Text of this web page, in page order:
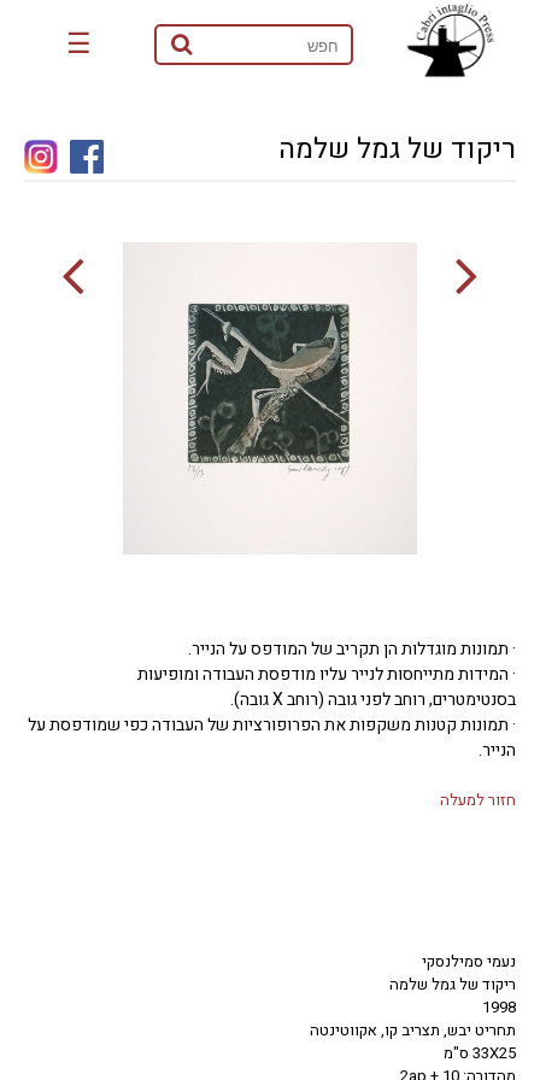
☰
ריקוד של גמל שלמה
· תמונות מוגדלות הן תקריב של המודפס על הנייר.
· המידות מתייחסות לנייר עליו מודפסת העבודה ומופיעות
בסנטימטרים, רוחב לפני גובה (רוחב X גובה).
· תמונות קטנות משקפות את הפרופורציות של העבודה כפי שמודפסת על
הנייר.
חזור למעלה
נעמי סמילנסקי
ריקוד של גמל שלמה
1998
תחריט יבש, תצריב קו, אקווטינטה
33X25 ס"מ